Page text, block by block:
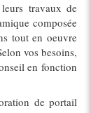
travaux de
composée
tout en oeuvre
vos besoins,
en fonction
de portail